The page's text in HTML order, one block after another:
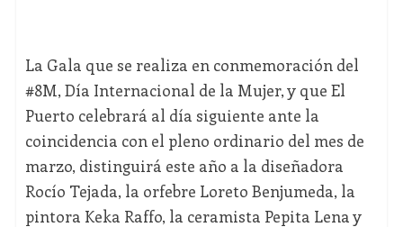
La Gala que se realiza en conmemoración del
#8M, Día Internacional de la Mujer, y que El
Puerto celebrará al día siguiente ante la
coincidencia con el pleno ordinario del mes de
marzo, distinguirá este año a la diseñadora
Rocío Tejada, la orfebre Loreto Benjumeda, la
pintora Keka Raffo, la ceramista Pepita Lena y